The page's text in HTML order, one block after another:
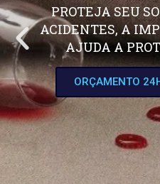
PROTEJA SEU
ACIDENTES, A
AJUDA A
ORÇAMENTO